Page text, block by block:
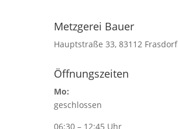
Metzgerei Bauer
Hauptstraße 33, 83112 Frasdorf
Öffnungszeiten
Mo:
geschlossen
06:30 – 12:45 Uhr